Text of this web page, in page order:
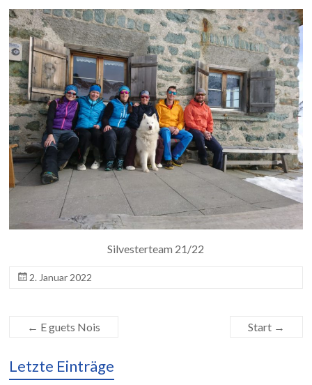
Silvesterteam 21/22
2. Januar 2022
← E guets Nois Start →
Letzte Einträge